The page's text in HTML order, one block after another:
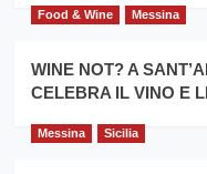
Food & Wine Messina
WINE NOT? A
CELEBRA IL VINO E
Messina Sicilia